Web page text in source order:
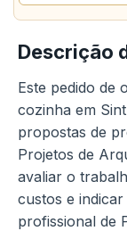
Descrição
Este pedido de
cozinha em
propostas de
Projetos de
avaliar o
custos e
profissional de